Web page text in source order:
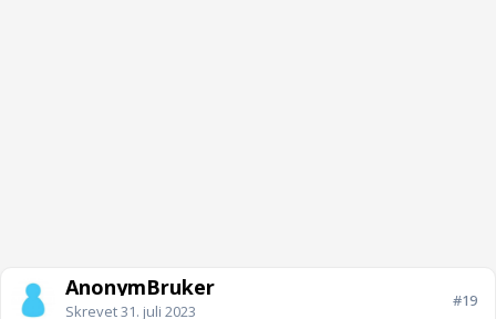
AnonymBruker
Skrevet31. juli 2023
#19